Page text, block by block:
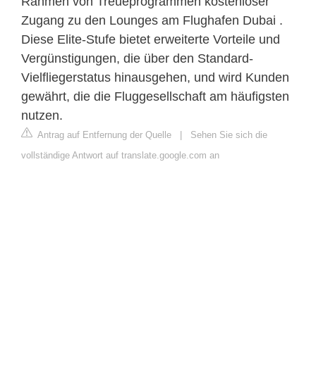
Zugang zu den Lounges am Flughafen Dubai .
Diese Elite-Stufe bietet erweiterte Vorteile und
Vergünstigungen, die über den Standard-
Vielfliegerstatus hinausgehen, und wird Kunden
gewährt, die die Fluggesellschaft am häufigsten
nutzen.
Antrag auf Entfernung der Quelle | Sehen Sie sich die
vollständige Antwort auf translate.google.com an